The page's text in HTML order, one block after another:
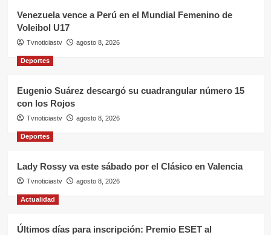
Venezuela vence a Perú en el Mundial Femenino de
Voleibol U17
Tvnoticiastv agosto 8, 2026
Deportes
Eugenio Suárez descargó su cuadrangular número 15
con los Rojos
Tvnoticiastv agosto 8, 2026
Deportes
Lady Rossy va este sábado por el Clásico en Valencia
Tvnoticiastv agosto 8, 2026
Actualidad
Últimos días para inscripción: Premio ESET al